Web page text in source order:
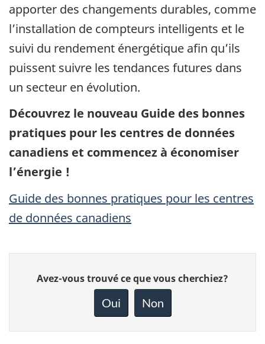
apporter des changements durables, comme
l’installation de compteurs intelligents et le
suivi du rendement énergétique afin qu’ils
puissent suivre les tendances futures dans
un secteur en évolution.
Découvrez le nouveau Guide des bonnes
pratiques pour les centres de données
canadiens et commencez à économiser
l’énergie !
Guide des bonnes pratiques pour les centres
de données canadiens
Donnez
votre
page
Avez-vous trouvé ce que vous cherchiez?
Oui Non